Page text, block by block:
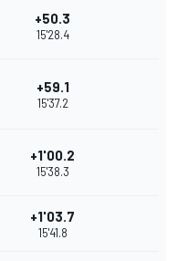
+50.3
15'28.4
+59.1
15'37.2
+1'00.2
15'38.3
+1'03.7
15'41.8